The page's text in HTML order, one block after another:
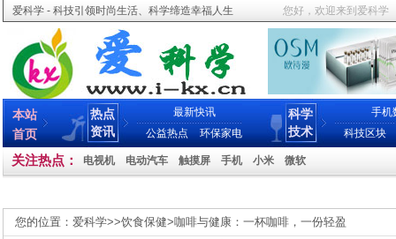
爱科学 - 科技引领时尚生活、科学缔造幸福人生 您好，欢迎来到爱科学
本站
首页
热点
资讯
最新快讯
公益热点
环保家电
科学
技术
手机
科技区块
关注热点： 电视机 电动汽车 触摸屏 手机 小米 微软
您的位置： 爱科学>>饮食保健>咖啡与健康：一杯咖啡，一份轻盈